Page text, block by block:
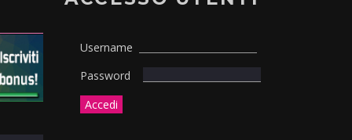
Username
Password